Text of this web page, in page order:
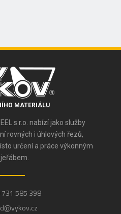
MATERIÁLU
s.r.o. nabízí jako služby
rovných i úhlových řezů,
určení a práce výkonným
585 398